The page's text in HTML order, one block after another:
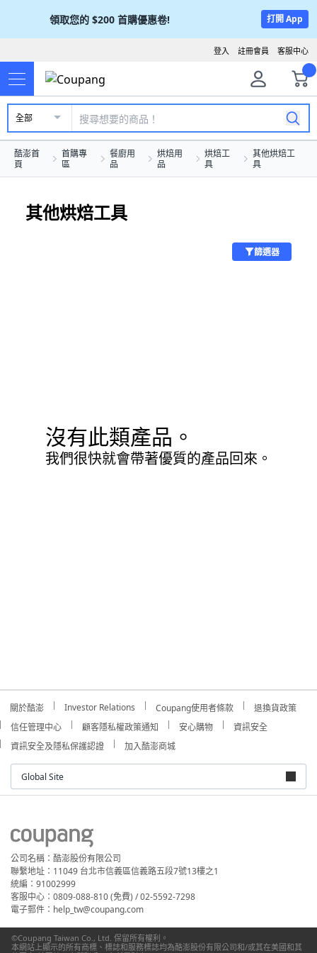
領取您的 $200 首購優惠卷! 打開 App
客服中心
註冊會員
登入
全部
酷澎首
頁
首購專
區
餐廚用
品
烘焙用
品
烘焙工
具
其他烘焙工
具
其他烘焙工具
篩選器
沒有此類產品。
我們很快就會帶著優質的產品回來。
關於酷澎 Investor Relations Coupang使用者條款
退換貨政策
信任管理中心
顧客隱私權政策通知 安心購物
資訊安全
資訊安全及隱私保護認證
加入酷澎商城
Global Site
公司名稱：酷澎股份有限公司
聯繫地址：11049 台北市信義區信義路五段7號13樓之1
統編：91002999
客服中心：0809-088-810 (免費) / 02-5592-7298
電子郵件：help_tw@coupang.com
©Coupang Taiwan Co., Ltd. 保留所有權利。
本網站上顯示的所有商標、標誌和服務標誌均為酷澎股份有限公司和/或其在美國和其